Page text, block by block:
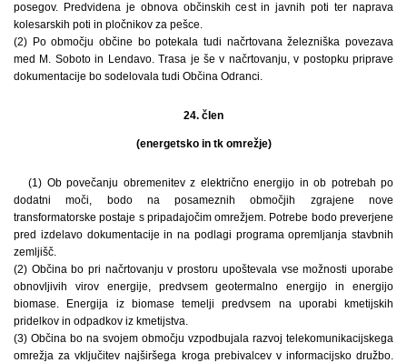
posegov. Predvidena je obnova občinskih cest in javnih poti ter naprava
kolesarskih poti in pločnikov za pešce.
(2) Po območju občine bo potekala tudi načrtovana železniška povezava
med M. Soboto in Lendavo. Trasa je še v načrtovanju, v postopku priprave
dokumentacije bo sodelovala tudi Občina Odranci.
24. člen
(energetsko in tk omrežje)
(1) Ob povečanju obremenitev z električno energijo in ob potrebah po
dodatni moči, bodo na posameznih območjih zgrajene nove
transformatorske postaje s pripadajočim omrežjem. Potrebe bodo preverjene
pred izdelavo dokumentacije in na podlagi programa opremljanja stavbnih
zemljišč.
(2) Občina bo pri načrtovanju v prostoru upoštevala vse možnosti uporabe
obnovljivih virov energije, predvsem geotermalno energijo in energijo
biomase. Energija iz biomase temelji predvsem na uporabi kmetijskih
pridelkov in odpadkov iz kmetijstva.
(3) Občina bo na svojem območju vzpodbujala razvoj telekomunikacijskega
omrežja za vključitev najširšega kroga prebivalcev v informacijsko družbo.